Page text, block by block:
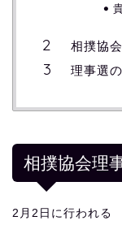
相撲協
理事選
相撲協会理
2月2日に行われる